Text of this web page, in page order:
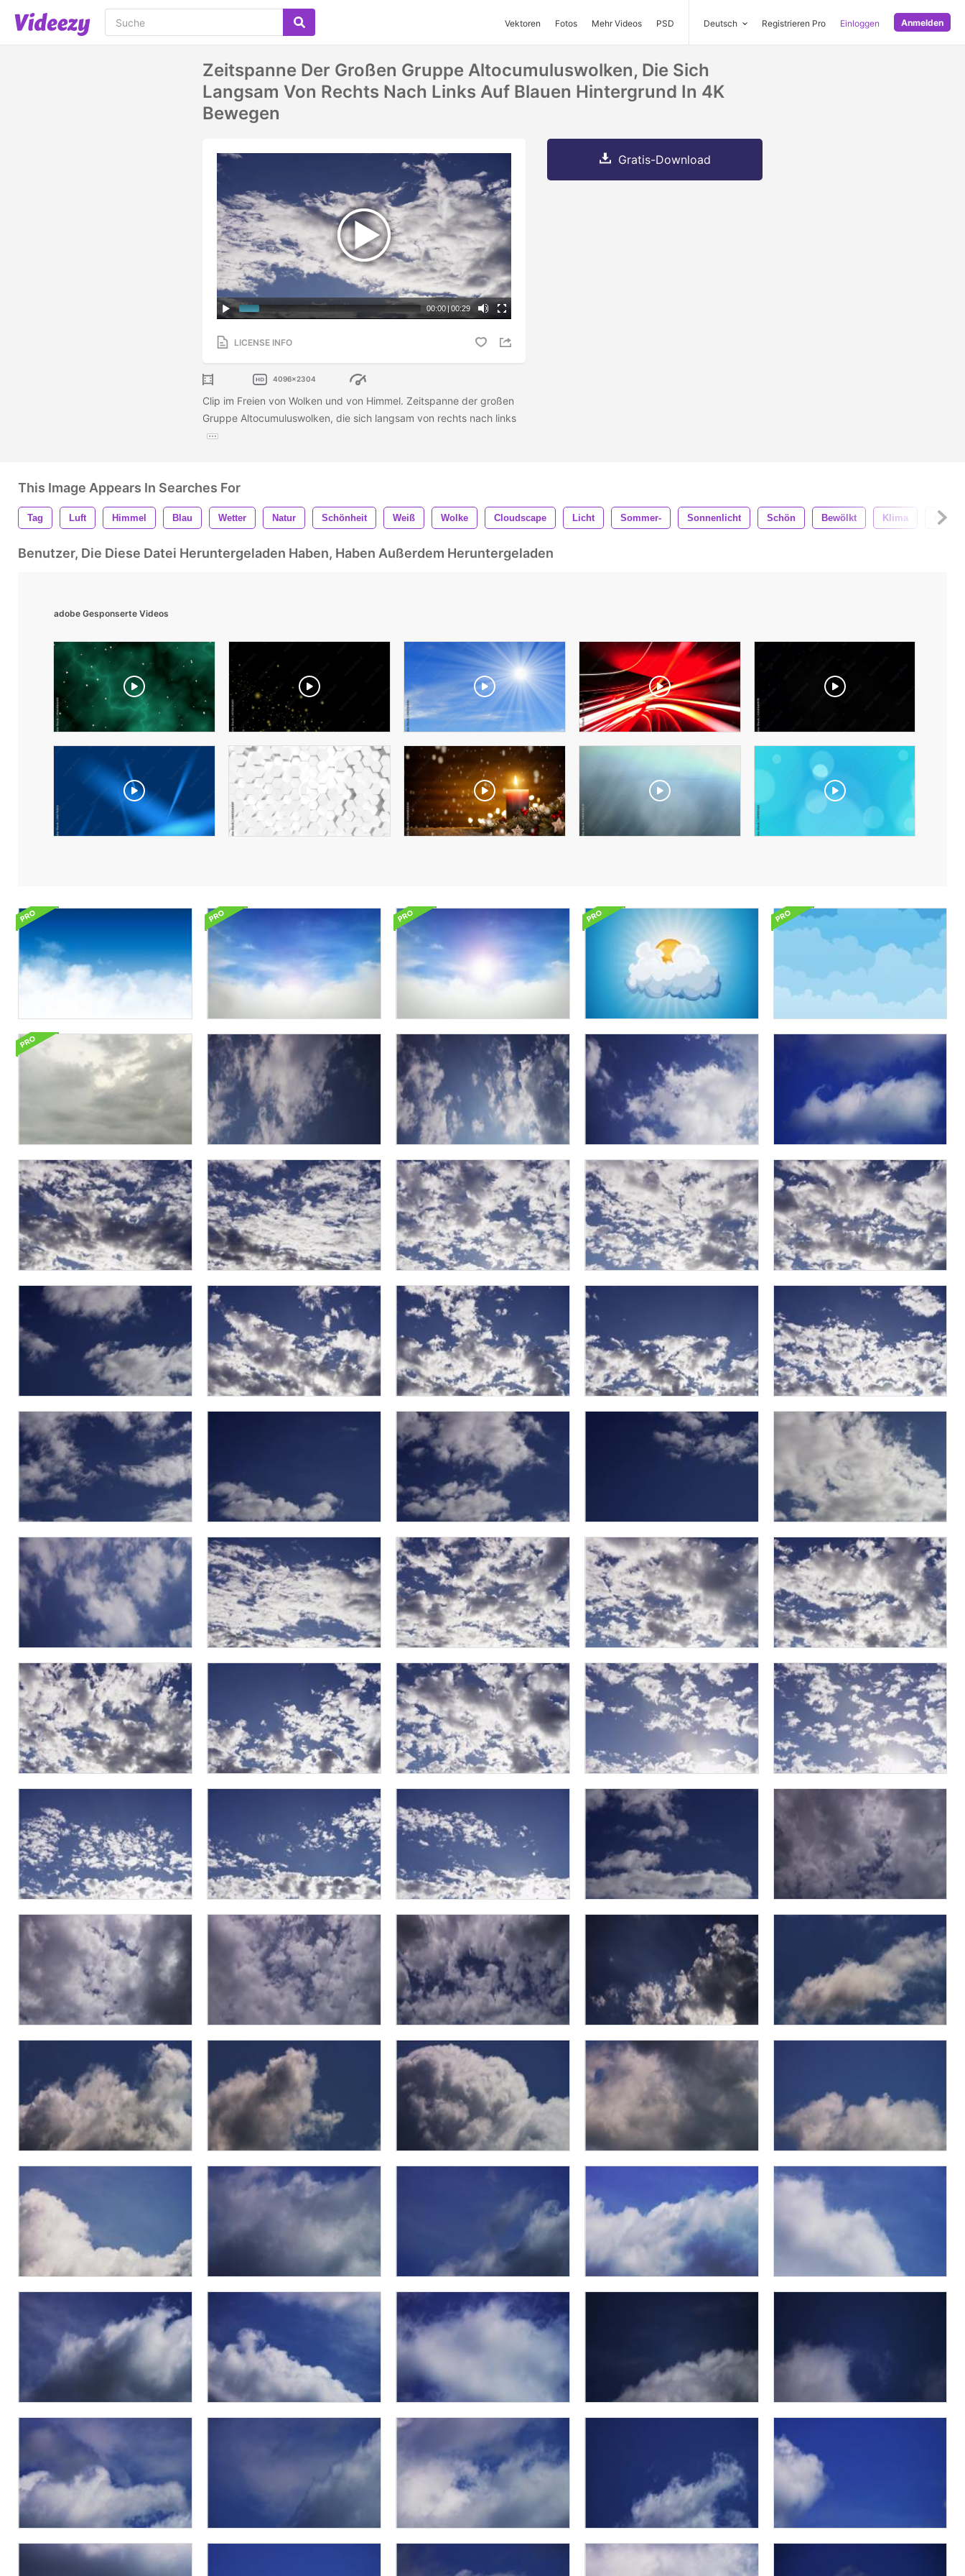
Vektoren Fotos Mehr Videos PSD Deutsch Registrieren Pro Einloggen Anmelden
Zeitspanne Der Großen Gruppe Altocumuluswolken, Die Sich
Langsam Von Rechts Nach Links Auf Blauen Hintergrund In 4K
Bewegen
00:00|00:29
LICENSE INFO
4096x2304
Clip im Freien von Wolken und von Himmel. Zeitspanne der großen
Gruppe Altocumuluswolken, die sich langsam von rechts nach links
Gratis-Download
This Image Appears In Searches For
Tag Luft Himmel Blau Wetter Natur Schönheit Weiß Wolke Cloudscape Licht Sommer- Sonnenlicht Schön Bewölkt Klima Hell
Benutzer, Die Diese Datei Heruntergeladen Haben, Haben Außerdem Heruntergeladen
adobe Gesponserte Videos